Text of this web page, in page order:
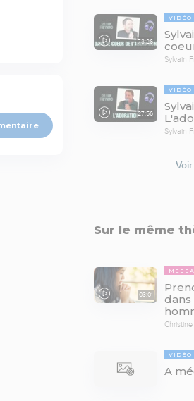
73:26
VIDÉO
Sylvain
27:56
VIDÉO
Sylvain
Sur le même
03:01
VIDÉO
A